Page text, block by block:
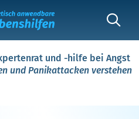
und -hilfe bei Angst
und Panikattacken verstehen